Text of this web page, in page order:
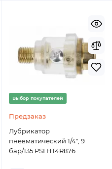
Выбор покупателей
Предзаказ
Лубрикатор
пневматический 1/4″, 9
бар/135 PSI HT4R876